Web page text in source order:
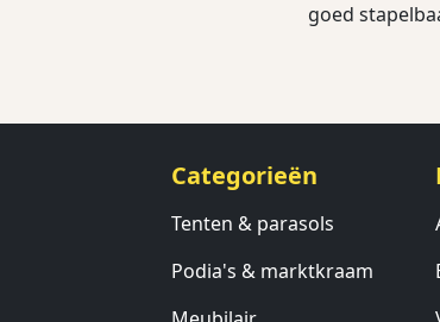
goed
Categorieën
Tenten & parasols
Podia's & marktkraam